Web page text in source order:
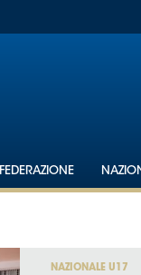
FEDERAZIONE
NAZIONALE U17